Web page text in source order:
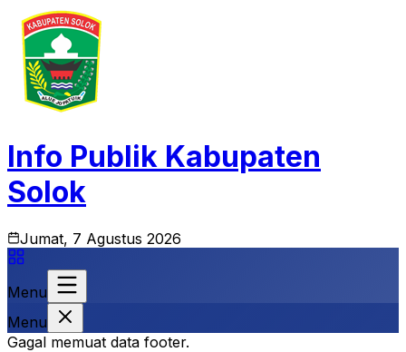
Info Publik Kabupaten
Solok
Jumat, 7 Agustus 2026
Menu
Menu
Gagal memuat data footer.